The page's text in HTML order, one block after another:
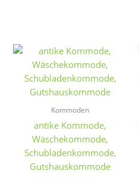
Kommoden
antike Kommode,
Wäschekommode,
Schubladenkommode,
Gutshauskommode